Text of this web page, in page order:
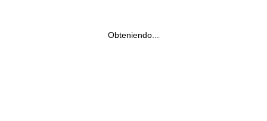
Obteniendo...